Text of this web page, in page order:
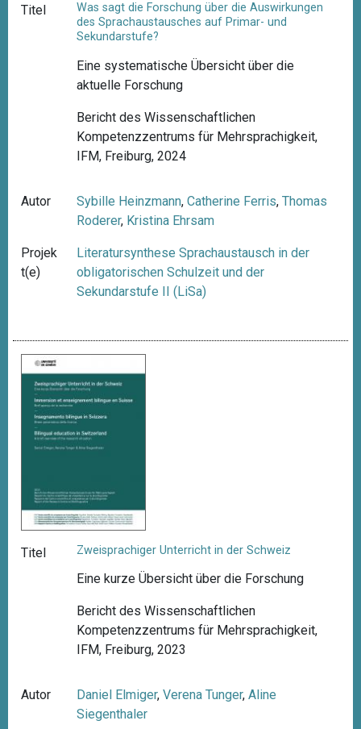
Titel
Was sagt die Forschung über die Auswirkungen
des Sprachaustausches auf Primar- und
Sekundarstufe?
Eine systematische Übersicht über die
aktuelle Forschung
Bericht des Wissenschaftlichen
Kompetenzzentrums für Mehrsprachigkeit,
IFM, Freiburg, 2024
Autor Sybille Heinzmann,Catherine Ferris,Thomas
Roderer, Kristina Ehrsam
Projek
t(e)
Literatursynthese Sprachaustausch in der
obligatorischen Schulzeit und der
Sekundarstufe II (LiSa)
Titel Zweisprachiger Unterricht in der Schweiz
Eine kurze Übersicht über die Forschung
Bericht des Wissenschaftlichen
Kompetenzzentrums für Mehrsprachigkeit,
IFM, Freiburg, 2023
Autor Daniel Elmiger,Verena Tunger,Aline
Siegenthaler